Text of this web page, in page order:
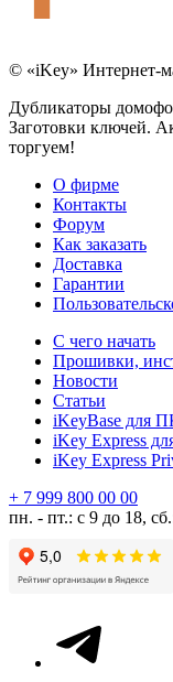
© «iKey» Интернет-
Дубликаторы
Заготовки ключей.
торгуем!
О фирме
Контакты
Форум
Как заказать
Доставка
Гарантии
С чего начать
Прошивки,
Новости
Статьи
iKeyBase для
iKey Express
iKey Express
+ 7 999 800 00 00
пн. - пт.: с 9 до 18,